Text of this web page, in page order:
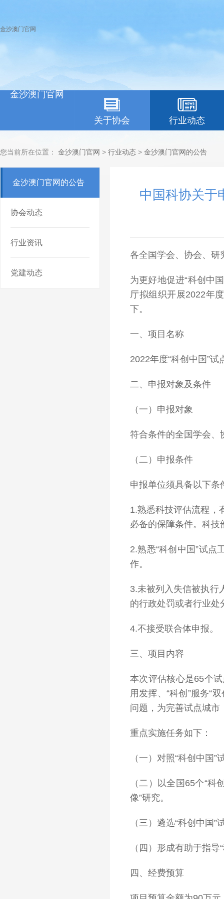
金沙澳门官网
金沙澳门官网
关于协会 行业动态
您当前所在位置： 金沙澳门官网 > 行业动态 > 金沙澳门官网的公告
金沙澳门官网的公告
协会动态
行业资讯
党建动态
中国科协关于
各全国学会、协会、研
为更好地促进“科创中
厅拟组织开展2022年
下。
一、项目名称
2022年度“科创中国”
二、申报对象及条件
（一）申报对象
符合条件的全国学会、
（二）申报条件
申报单位须具备以下条
1.熟悉科技评估流程，
必备的保障条件。科
2.熟悉“科创中国”试点
作。
3.未被列入失信被执行
的行政处罚或者行业处
4.不接受联合体申报。
三、项目内容
本次评估核心是65个
用发挥、“科创”服务“
问题，为完善试点城
重点实施任务如下：
（一）对照“科创中国
（二）以全国65个“
像”研究。
（三）遴选“科创中国
（四）形成有助于指
四、经费预算